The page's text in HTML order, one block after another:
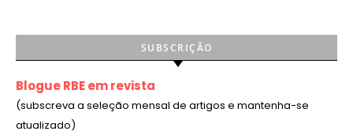
SUBSCRIÇÃO
Blogue RBE em revista
(subscreva a seleção mensal de artigos e mantenha-se
atualizado)